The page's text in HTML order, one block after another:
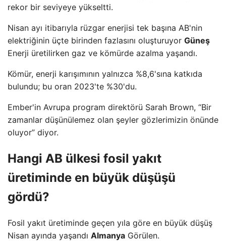
rekor bir seviyeye yükseltti.
Nisan ayı itibarıyla rüzgar enerjisi tek başına AB'nin
elektriğinin üçte birinden fazlasını oluşturuyor Güneş
Enerji üretilirken gaz ve kömürde azalma yaşandı.
Kömür, enerji karışımının yalnızca %8,6'sına katkıda
bulundu; bu oran 2023'te %30'du.
Ember'in Avrupa program direktörü Sarah Brown, “Bir
zamanlar düşünülemez olan şeyler gözlerimizin önünde
oluyor” diyor.
Hangi AB ülkesi fosil yakıt
üretiminde en büyük düşüşü
gördü?
Fosil yakıt üretiminde geçen yıla göre en büyük düşüş
Nisan ayında yaşandı Almanya Görülen.